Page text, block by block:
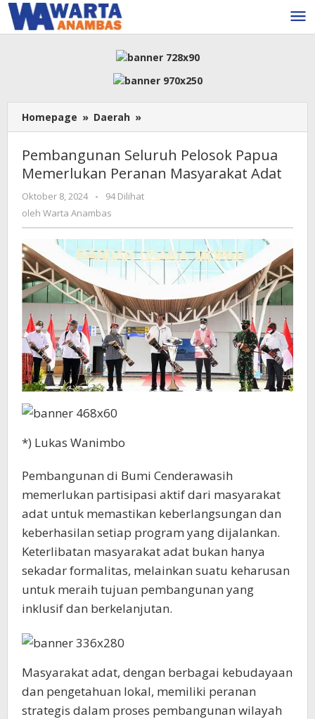
Lewati
ke
konten
Homepage » Daerah »
Seluruh
Papua
Memerlukan
Pembangunan Seluruh Pelosok Papua
Memerlukan Peranan Masyarakat Adat
Oktober 8, 2024
oleh
Warta
-
94 Dilihat
oleh Warta Anambas
*) Lukas Wanimbo
Pembangunan di Bumi Cenderawasih
memerlukan partisipasi aktif dari masyarakat
adat untuk memastikan keberlangsungan dan
keberhasilan setiap program yang dijalankan.
Keterlibatan masyarakat adat bukan hanya
sekadar formalitas, melainkan suatu keharusan
untuk meraih tujuan pembangunan yang
inklusif dan berkelanjutan.
Masyarakat adat, dengan berbagai kebudayaan
dan pengetahuan lokal, memiliki peranan
strategis dalam proses pembangunan wilayah